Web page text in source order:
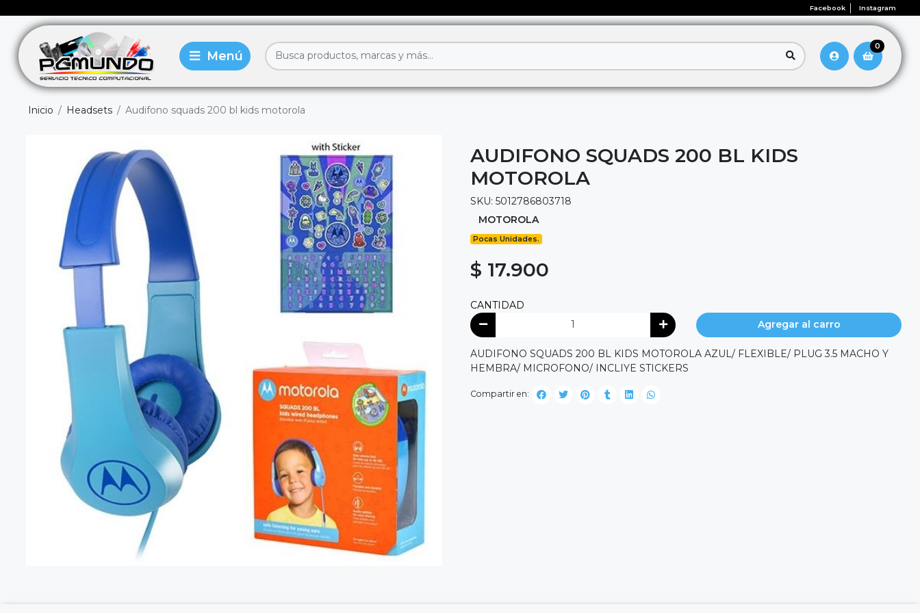
Facebook Instagram
0
Inicio Headsets Audifono squads 200 bl kids motorola
AUDIFONO SQUADS 200 BL KIDS
MOTOROLA
SKU: 5012786803718
MOTOROLA
Pocas Unidades.
$ 17.900
CANTIDAD
Agregar al carro
AUDIFONO SQUADS 200 BL KIDS MOTOROLA AZUL/ FLEXIBLE/ PLUG 3.5 MACHO Y
HEMBRA/ MICROFONO/ INCLIYE STICKERS
Compartir en: